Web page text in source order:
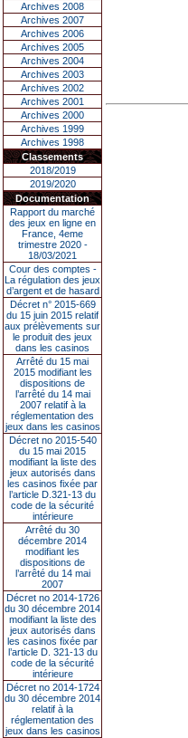
Archives 2008
Archives 2007
Archives 2006
Archives 2005
Archives 2004
Archives 2003
Archives 2002
Archives 2001
Archives 2000
Archives 1999
Archives 1998
Classements
2018/2019
2019/2020
Documentation
Rapport du marché
des jeux en ligne en
France, 4eme
trimestre 2020 -
18/03/2021
Cour des comptes -
La régulation des jeux
d’argent et de hasard
Décret n° 2015-669
du 15 juin 2015 relatif
aux prélèvements sur
le produit des jeux
dans les casinos
Arrêté du 15 mai
2015 modifiant les
dispositions de
l’arrêté du 14 mai
2007 relatif à la
réglementation des
jeux dans les casinos
Décret no 2015-540
du 15 mai 2015
modifiant la liste des
jeux autorisés dans
les casinos fixée par
l’article D.321-13 du
code de la sécurité
intérieure
Arrêté du 30
décembre 2014
modifiant les
dispositions de
l’arrêté du 14 mai
2007
Décret no 2014-1726
du 30 décembre 2014
modifiant la liste des
jeux autorisés dans
les casinos fixée par
l’article D. 321-13 du
code de la sécurité
intérieure
Décret no 2014-1724
du 30 décembre 2014
relatif à la
réglementation des
jeux dans les casinos